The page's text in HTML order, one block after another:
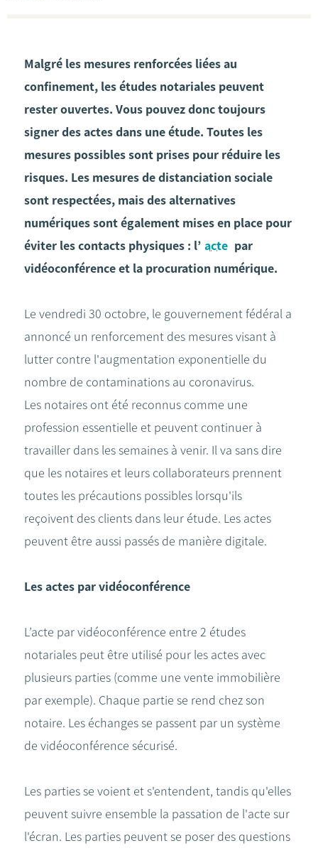
Malgré les mesures renforcées liées au
confinement, les études notariales peuvent
rester ouvertes. Vous pouvez donc toujours
signer des actes dans une étude. Toutes les
mesures possibles sont prises pour réduire les
risques. Les mesures de distanciation sociale
sont respectées, mais des alternatives
numériques sont également mises en place pour
éviter les contacts physiques : l’ acte par
vidéoconférence et la procuration numérique.
Le vendredi 30 octobre, le gouvernement fédéral a
annoncé un renforcement des mesures visant à
lutter contre l'augmentation exponentielle du
nombre de contaminations au coronavirus.
Les notaires ont été reconnus comme une
profession essentielle et peuvent continuer à
travailler dans les semaines à venir. Il va sans dire
que les notaires et leurs collaborateurs prennent
toutes les précautions possibles lorsqu'ils
reçoivent des clients dans leur étude. Les actes
peuvent être aussi passés de manière digitale.
Les actes par vidéoconférence
L’acte par vidéoconférence entre 2 études
notariales peut être utilisé pour les actes avec
plusieurs parties (comme une vente immobilière
par exemple). Chaque partie se rend chez son
notaire. Les échanges se passent par un système
de vidéoconférence sécurisé.
Les parties se voient et s'entendent, tandis qu'elles
peuvent suivre ensemble la passation de l'acte sur
l'écran. Les parties peuvent se poser des questions